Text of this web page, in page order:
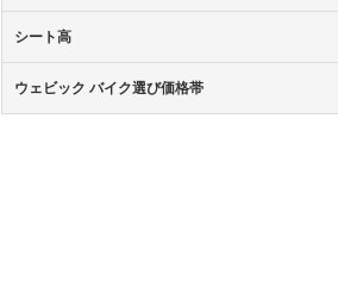
シート高
ウェビック バイク選び価格帯